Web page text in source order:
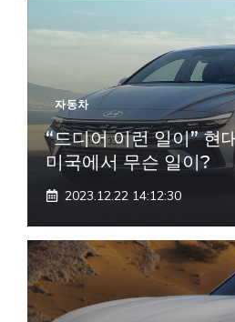
자동차
“드디어 이런 일이” 현
미국에서 무슨 일이?
2023.12.22 14:12:30